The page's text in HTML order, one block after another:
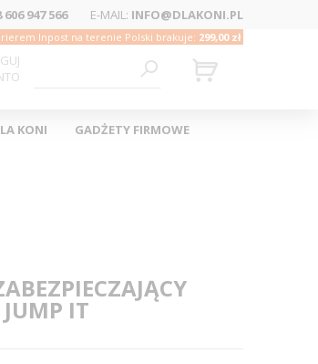
606 947 566 E-MAIL: INFO@DLAKONI.PL
Inpost na terenie Polski brakuje: 299,00 zł
KONI GADŻETY FIRMOWE
IT